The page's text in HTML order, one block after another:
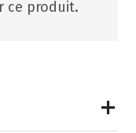
ce produit.